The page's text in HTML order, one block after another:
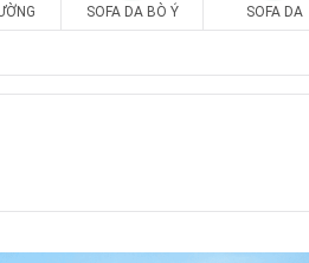
SOFA DA BÒ Ý SOFA DA